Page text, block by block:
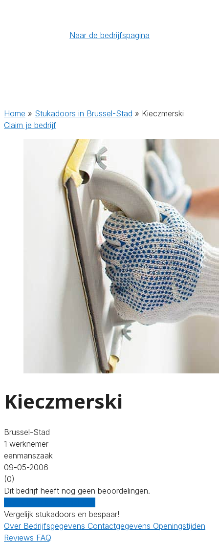
Naar de bedrijfspagina
Home » Stukadoors in Brussel-Stad » Kieczmerski
Claim je bedrijf
Kieczmerski
Brussel-Stad
1 werknemer
eenmanszaak
09-05-2006
(0)
Dit bedrijf heeft nog geen beoordelingen.
Vergelijk stukadoors en bespaar!
Over Bedrijfsgegevens Contactgegevens Openingstijden
Reviews FAQ